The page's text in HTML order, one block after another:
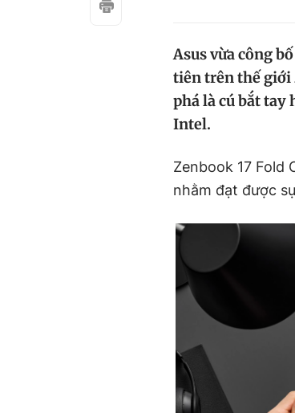
Asus vừa công
tiên trên thế giới
phá là cú bắt tay
Intel.
Zenbook 17 Fold
nhằm đạt được